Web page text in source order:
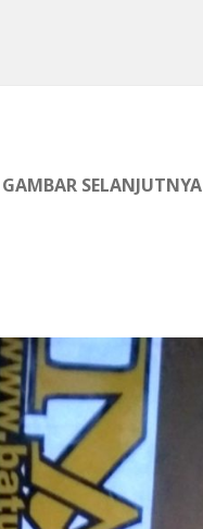
GAMBAR SELANJUTNYA